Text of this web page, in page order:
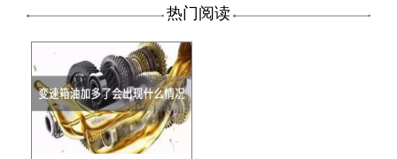
热门阅读